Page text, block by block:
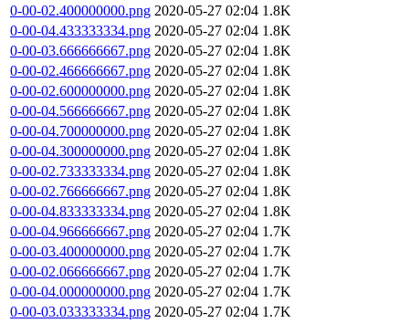
0-00-02.400000000.png 2020-05-27 02:04 1.8K
0-00-04.433333334.png 2020-05-27 02:04 1.8K
0-00-03.666666667.png 2020-05-27 02:04 1.8K
0-00-02.466666667.png 2020-05-27 02:04 1.8K
0-00-02.600000000.png 2020-05-27 02:04 1.8K
0-00-04.566666667.png 2020-05-27 02:04 1.8K
0-00-04.700000000.png 2020-05-27 02:04 1.8K
0-00-04.300000000.png 2020-05-27 02:04 1.8K
0-00-02.733333334.png 2020-05-27 02:04 1.8K
0-00-02.766666667.png 2020-05-27 02:04 1.8K
0-00-04.833333334.png 2020-05-27 02:04 1.8K
0-00-04.966666667.png 2020-05-27 02:04 1.7K
0-00-03.400000000.png 2020-05-27 02:04 1.7K
0-00-02.066666667.png 2020-05-27 02:04 1.7K
0-00-04.000000000.png 2020-05-27 02:04 1.7K
0-00-03.033333334.png 2020-05-27 02:04 1.7K